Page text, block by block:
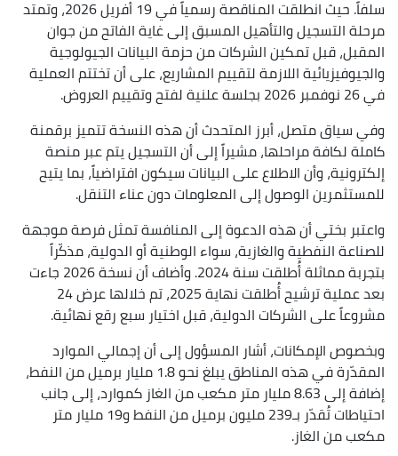
سلفاً. حيث انطلقت المناقصة رسمياً في 19 أفريل 2026، وتمتد
مرحلة التسجيل والتأهيل المسبق إلى غاية الفاتح من جوان
المقبل، قبل تمكين الشركات من حزمة البيانات الجيولوجية
والجيوفيزيائية اللازمة لتقييم المشاريع، على أن تختتم العملية
في 26 نوفمبر 2026 بجلسة علنية لفتح وتقييم العروض.
وفي سياق متصل، أبرز المتحدث أن هذه النسخة تتميز برقمنة
كاملة لكافة مراحلها، مشيراً إلى أن التسجيل يتم عبر منصة
إلكترونية، وأن الاطلاع على البيانات سيكون افتراضياً، بما يتيح
للمستثمرين الوصول إلى المعلومات دون عناء التنقل.
واعتبر بختي أن هذه الدعوة إلى المنافسة تمثل فرصة موجهة
للصناعة النفطية والغازية، سواء الوطنية أو الدولية، مذكّراً
بتجربة مماثلة أُطلقت سنة 2024. وأضاف أن نسخة 2026 جاءت
بعد عملية ترشيح أُطلقت نهاية 2025، تم خلالها عرض 24
مشروعاً على الشركات الدولية، قبل اختيار سبع رقع نهائية.
وبخصوص الإمكانات، أشار المسؤول إلى أن إجمالي الموارد
المقدّرة في هذه المناطق يبلغ نحو 1.8 مليار برميل من النفط،
إضافة إلى 8.63 مليار متر مكعب من الغاز كموارد، إلى جانب
احتياطات تُقدّر بـ239 مليون برميل من النفط و19 مليار متر
مكعب من الغاز.